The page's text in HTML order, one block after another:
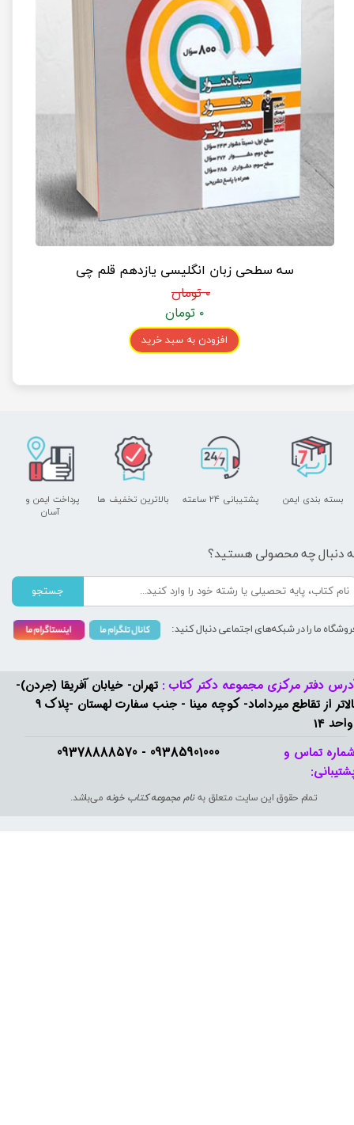
سه سطحی زبان انگلیسی یازدهم قلم چی
۰ تومان
۰ تومان
افزودن به سبد خرید
09385901000 - 09378888570​​​​​​​
دفتر مرکزی مجموعه دکتر کتاب : تهران- خیابان آفریقا (جردن)-
بالاتر از تقاطع میرداماد- کوچه مینا - جنب سفارت لهستان -پلاک 9
14
تمام حقوق این سایت متعلق بهنام مجموعه کتاب خونه می‌باشد.
تماس و
پشتیبانی ۲۴ ساعته
پرداخت ایمن و ​​​​​​​
آسان
بسته بندی ایمن بالاترین تخفیف ها
دنبال چه محصولی هستید؟
جستجو
ما را در شبکه‌های اجتماعی دنبال کنید: